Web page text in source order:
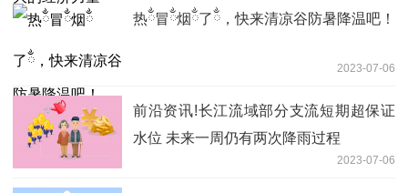
热ྂ冒ྂ烟ྂ了ྂ，快来清凉谷防暑降温吧！
2023-07-06
前沿资讯!长江流域部分支流短期超保证
水位 未来一周仍有两次降雨过程
2023-07-06